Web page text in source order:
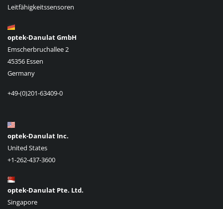
Leitfähigkeitssensoren
optek-Danulat GmbH
Emscherbruchallee 2
45356 Essen
Germany
+49-(0)201-63409-0
optek-Danulat Inc.
United States
+1-262-437-3600
optek-Danulat Pte. Ltd.
Singapore